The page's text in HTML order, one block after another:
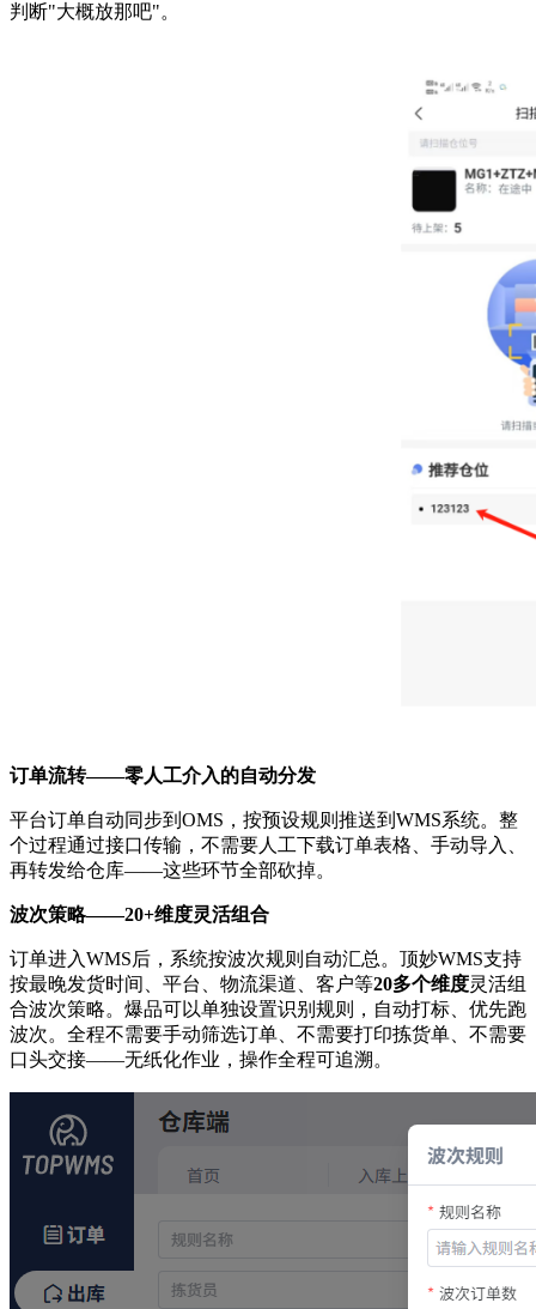
判断"大概放那吧"。
订单流转——零人工介入的自动分发
平台订单自动同步到OMS，按预设规则推送到WMS系统。整
个过程通过接口传输，不需要人工下载订单表格、手动导入、
再转发给仓库——这些环节全部砍掉。
波次策略——20+维度灵活组合
订单进入WMS后，系统按波次规则自动汇总。顶妙WMS支持
按最晚发货时间、平台、物流渠道、客户等20多个维度灵活组
合波次策略。爆品可以单独设置识别规则，自动打标、优先跑
波次。全程不需要手动筛选订单、不需要打印拣货单、不需要
口头交接——无纸化作业，操作全程可追溯。